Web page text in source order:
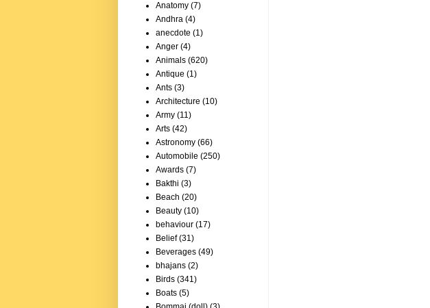
Anatomy (7)
Andhra (4)
anecdote (1)
Anger (4)
Animals (620)
Antique (1)
Ants (3)
Architecture (10)
Army (11)
Arts (42)
Astronomy (66)
Automobile (250)
Awards (7)
Bakthi (3)
Beach (20)
Beauty (10)
behaviour (17)
Belief (31)
Beverages (49)
bhajans (2)
Birds (341)
Boats (5)